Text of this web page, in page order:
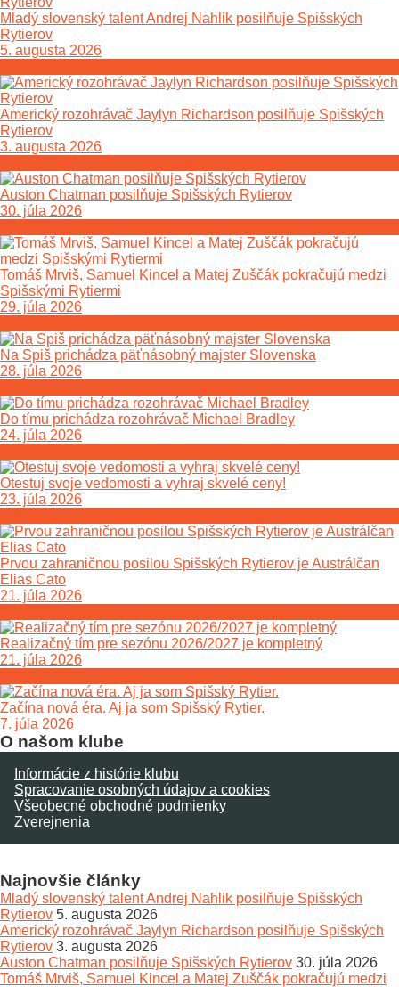
Mladý slovenský talent Andrej Nahlik posilňuje Spišských
Rytierov
5. augusta 2026
Americký rozohrávač Jaylyn Richardson posilňuje Spišských
Rytierov
3. augusta 2026
Auston Chatman posilňuje Spišských Rytierov
30. júla 2026
Tomáš Mrviš, Samuel Kincel a Matej Zuščák pokračujú medzi
Spišskými Rytiermi
29. júla 2026
Na Spiš prichádza päťnásobný majster Slovenska
28. júla 2026
Do tímu prichádza rozohrávač Michael Bradley
24. júla 2026
Otestuj svoje vedomosti a vyhraj skvelé ceny!
23. júla 2026
Prvou zahraničnou posilou Spišských Rytierov je Austrálčan
Elias Cato
21. júla 2026
Realizačný tím pre sezónu 2026/2027 je kompletný
21. júla 2026
Začína nová éra. Aj ja som Spišský Rytier.
7. júla 2026
O našom klube
Informácie z histórie klubu
Spracovanie osobných údajov a cookies
Všeobecné obchodné podmienky
Zverejnenia
Najnovšie články
Mladý slovenský talent Andrej Nahlik posilňuje Spišských
Rytierov 5. augusta 2026
Americký rozohrávač Jaylyn Richardson posilňuje Spišských
Rytierov 3. augusta 2026
Auston Chatman posilňuje Spišských Rytierov 30. júla 2026
Tomáš Mrviš, Samuel Kincel a Matej Zuščák pokračujú medzi